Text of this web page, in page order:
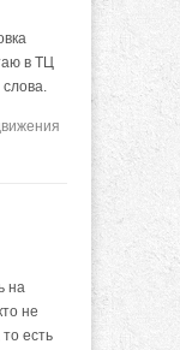
в ТЦ
на
не
есть